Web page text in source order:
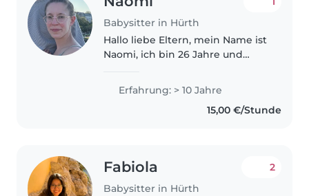
Babysitter in Hürth
Hallo liebe Eltern, mein Name ist
Naomi, ich bin 26 Jahre und
Kindergarten und meine
Nichten verschiedenen Alters (0-
14) Erfahrung im babysitten. Ich
Erfahrung: > 10 Jahre
15,00 €/Stunde
Fabiola
Babysitter in Hürth
2